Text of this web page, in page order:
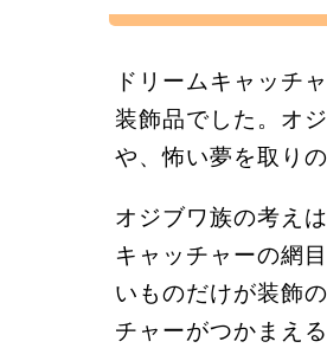
ドリームキャッチ
装飾品でした。オ
や、怖い夢を取り
オジブワ族の考え
キャッチャーの網
いものだけが装飾
チャーがつかまえ